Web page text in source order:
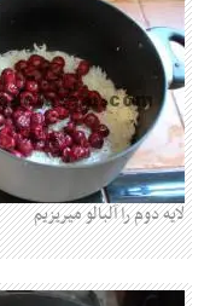
لایه دوم را آلبالو میریزیم